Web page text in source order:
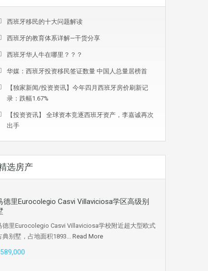
西班牙移民的十大问题解读
西班牙的教育体系详解—干货分享
西班牙华人牛在哪里？？？
华媒：西班牙投资移民签证数量 中国人总量居榜首
【独家新闻/投资资讯】今年四月西班牙房价刷新记
录：跌幅1.67%
【投资资讯】 全球资本竞逐西班牙资产，李嘉诚再次
出手
选房产
德里Eurocolegio Casvi Villaviciosa学区高级别
德里Eurocolegio Casvi Villaviciosa学校附近超大型欧式
典别墅，占地面积1893... Read More